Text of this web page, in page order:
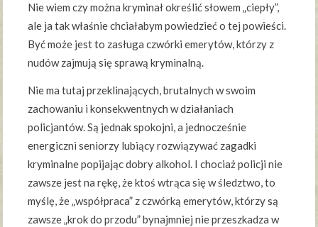
Nie wiem czy można kryminał określić słowem „ciepły”,
ale ja tak właśnie chciałabym powiedzieć o tej powieści.
Być może jest to zasługa czwórki emerytów, którzy z
nudów zajmują się sprawą kryminalną.
Nie ma tutaj przeklinających, brutalnych w swoim
zachowaniu i konsekwentnych w działaniach
policjantów. Są jednak spokojni, a jednocześnie
energiczni seniorzy lubiący rozwiązywać zagadki
kryminalne popijając dobry alkohol. I chociaż policji nie
zawsze jest na rękę, że ktoś wtrąca się w śledztwo, to
myślę, że „współpraca” z czwórką emerytów, którzy są
zawsze „krok do przodu” bynajmniej nie przeszkadza w